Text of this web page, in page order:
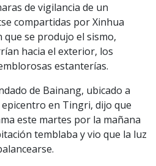
de vigilancia de un
compartidas por Xinhua
se produjo el sismo,
hacia el exterior, los
estanterías.
de Bainang, ubicado a
en Tingri, dijo que
este martes por la mañana
temblaba y vio que la luz